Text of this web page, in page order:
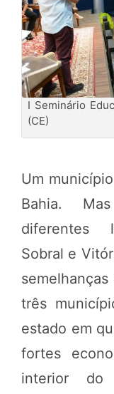
I Seminário
(CE)
Um
Bahia.
diferentes
Sobral e
três
estado em
fortes
interior do